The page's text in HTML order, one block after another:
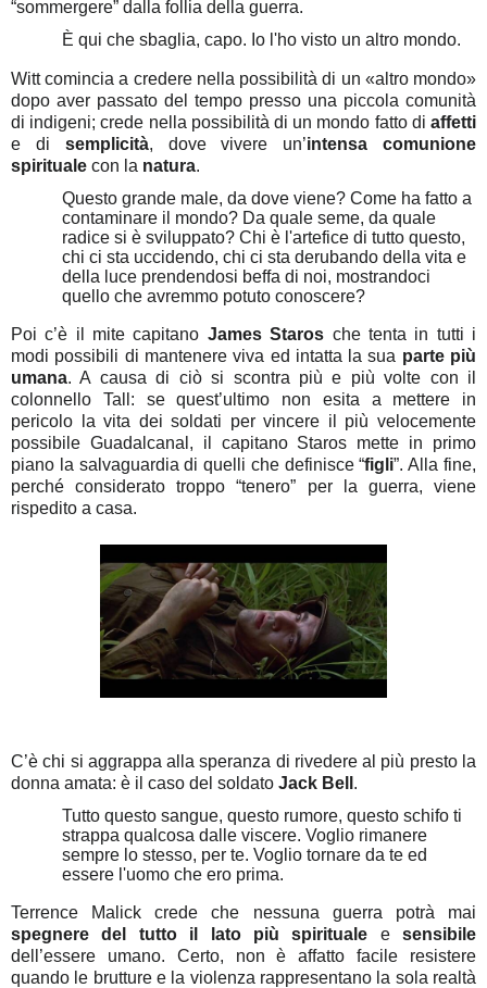
“sommergere” dalla follia della guerra.
È qui che sbaglia, capo. Io l'ho visto un altro mondo.
Witt comincia a credere nella possibilità di un «altro mondo»
dopo aver passato del tempo presso una piccola comunità
di indigeni; crede nella possibilità di un mondo fatto di affetti
e di semplicità, dove vivere un’intensa
comunione
spirituale con la natura.
Questo grande male, da dove viene? Come ha fatto a
contaminare il mondo? Da quale seme, da quale
radice si è sviluppato? Chi è l'artefice di tutto questo,
chi ci sta uccidendo, chi ci sta derubando della vita e
della luce prendendosi beffa di noi, mostrandoci
quello che avremmo potuto conoscere?
Poi c’è il mite capitano James Staros che tenta in tutti i
modi possibili di mantenere viva ed intatta la sua parte più
umana. A causa di ciò si scontra più e più volte con il
colonnello Tall: se quest’ultimo non esita a mettere in
pericolo la vita dei soldati per vincere il più velocemente
possibile Guadalcanal, il capitano Staros mette in primo
piano la salvaguardia di quelli che definisce “figli”. Alla fine,
perché considerato troppo “tenero” per la guerra, viene
rispedito a casa.
C’è chi si aggrappa alla speranza di rivedere al più presto la
donna amata: è il caso del soldato Jack Bell .
Tutto questo sangue, questo rumore, questo schifo ti
strappa qualcosa dalle viscere. Voglio rimanere
sempre lo stesso, per te. Voglio tornare da te ed
essere l'uomo che ero prima.
Terrence Malick crede che nessuna guerra potrà mai
spegnere del tutto il lato più spirituale esensibile
dell’essere umano. Certo, non è affatto facile resistere
quando le brutture e la violenza rappresentano la sola realtà